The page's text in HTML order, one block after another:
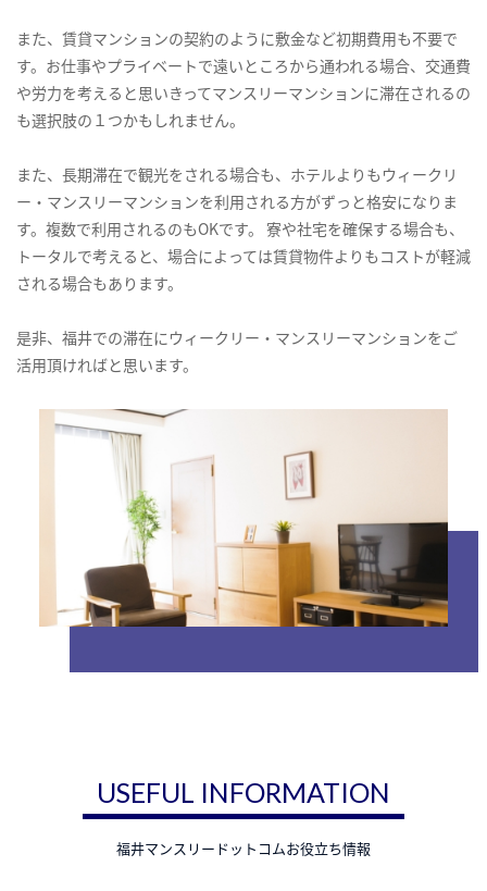
また、賃貸マンションの契約のように敷金など初期費用も不要で
す。お仕事やプライベートで遠いところから通われる場合、交通費
や労力を考えると思いきってマンスリーマンションに滞在されるの
も選択肢の１つかもしれません。
また、長期滞在で観光をされる場合も、ホテルよりもウィークリ
ー・マンスリーマンションを利用される方がずっと格安になりま
す。複数で利用されるのもOKです。 寮や社宅を確保する場合も、
トータルで考えると、場合によっては賃貸物件よりもコストが軽減
される場合もあります。
是非、福井での滞在にウィークリー・マンスリーマンションをご
活用頂ければと思います。
USEFUL INFORMATION
福井マンスリードットコムお役立ち情報